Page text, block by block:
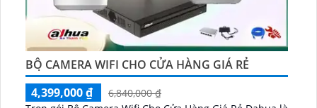
BỘ CAMERA WIFI CHO CỬA HÀNG GIÁ RẺ
4,399,000 ₫
6,840,000 ₫